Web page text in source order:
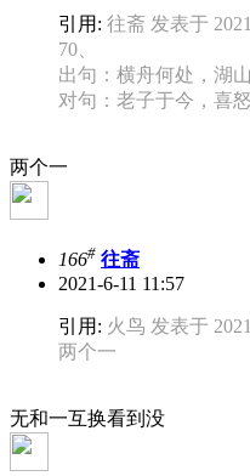
引用: 往斋 发表于
70、
出句：横舟何处，湖
对句：老子于今，喜
两个一
166# 往斋
2021-6-11 11:57
引用: 火鸟 发表于
两个一
无和一互换看到没